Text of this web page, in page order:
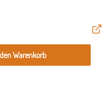
Warenkorb